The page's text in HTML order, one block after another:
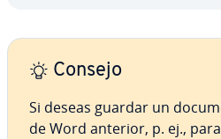
Consejo
Si deseas guardar un
de Word anterior, p. ej.,